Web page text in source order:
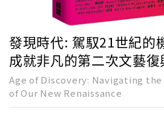
發現時代: 駕馭21世紀的
成就非凡的第二次文藝復
Age of Discovery: Navigating the
of Our New Renaissance